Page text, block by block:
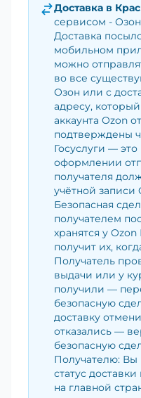
Доставка в
сервисом -
Доставка
мобильном
можно
во все
Озон или с
адресу,
аккаунта Ozon
подтверждены
Госуслуги —
оформлении
получателя
учётной записи
Безопасная
получателем
хранятся у
получит их,
Получатель
выдачи или у
получили —
безопасную
доставку
отказались —
безопасную
Получателю:
статус
на главной